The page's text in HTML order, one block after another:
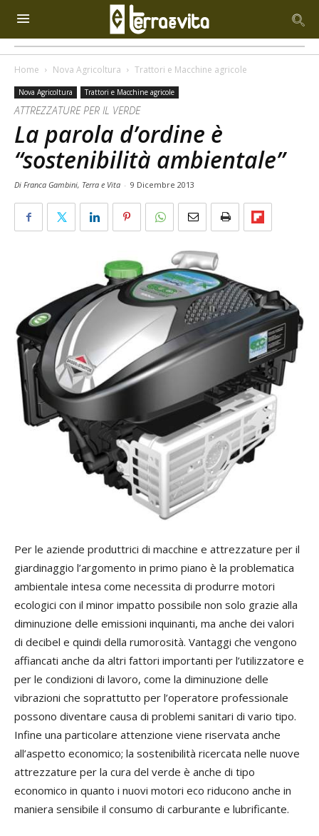
Home Nova Agricoltura Trattori e Macchine agricole
Nova Agricoltura Trattori e Macchine agricole
ATTREZZATURE PER IL VERDE
La parola d’ordine è
“sostenibilità ambientale”
Di Franca Gambini, Terra e Vita - 9 Dicembre 2013
Per le aziende produttrici di macchine e attrezzature per il
giardinaggio l’argomento in primo piano è la problematica
ambientale intesa come necessita di produrre motori
ecologici con il minor impatto possibile non solo grazie alla
diminuzione delle emissioni inquinanti, ma anche dei valori
di decibel e quindi della rumorosità. Vantaggi che vengono
affiancati anche da altri fattori importanti per l’utilizzatore e
per le condizioni di lavoro, come la diminuzione delle
vibrazioni che soprattutto per l’operatore professionale
possono diventare causa di problemi sanitari di vario tipo.
Infine una particolare attenzione viene riservata anche
all’aspetto economico; la sostenibilità ricercata nelle nuove
attrezzature per la cura del verde è anche di tipo
economico in quanto i nuovi motori eco riducono anche in
maniera sensibile il consumo di carburante e lubrificante.